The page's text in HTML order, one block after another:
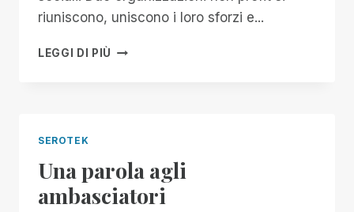
riuniscono, uniscono i loro sforzi e...
LEGGI DI PIÙ LAVORARE
SEROTEK
Una parola agli
ambasciatori